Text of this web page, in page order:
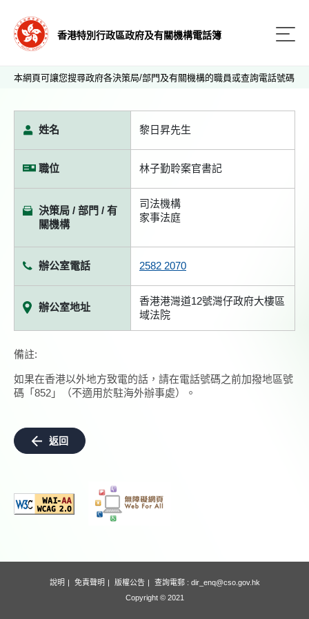
香港特別行政區政府及有關機構電話簿
本網頁可讓您搜尋政府各決策局/部門及有關機構的職員或查詢電話號碼
姓名 黎日昇先生
職位 林子勤聆案官書記
決策局 / 部門 / 有
關機構
司法機構
家事法庭
辦公室電話 2582 2070
辦公室地址
香港港灣道12號灣仔政府大樓區
域法院
備註:
如果在香港以外地方致電的話，請在電話號碼之前加撥地區號
碼「852」（不適用於駐海外辦事處）。
返回
說明 免責聲明 版權公告 查詢電郵 : dir_enq@cso.gov.hk
Copyright © 2021